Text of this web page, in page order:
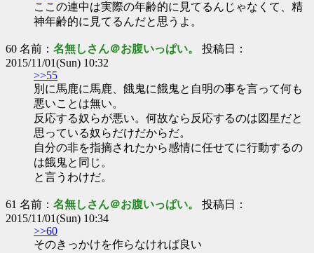
ここの連中は実際の年齢的に見てるんじゃなくて、精
神年齢的に見てるんだと思うよ。
60 名前： 名無しさん＠お腹いっぱい。 投稿日：
2015/11/01(Sun) 10:32
>>55
別に馬鹿に馬鹿、餓鬼に餓鬼と自明の事を言って何も
悪いことは無い。
反応する奴らが悪い。何故なら反応するのは図星だと
思っている奴らだけだからだ。
自分の非を指摘されたから感情に任せてに行動するの
は餓鬼と同じ。
と言うわけだ。
61 名前： 名無しさん＠お腹いっぱい。 投稿日：
2015/11/01(Sun) 10:34
>>60
そのきっかけを作らなければ良い